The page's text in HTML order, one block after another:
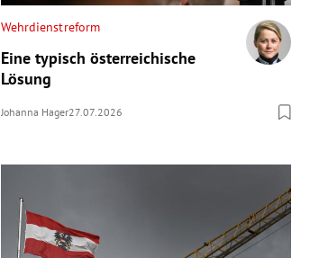
Wehrdienstreform
Eine typisch österreichische
Lösung
Johanna Hager27.07.2026